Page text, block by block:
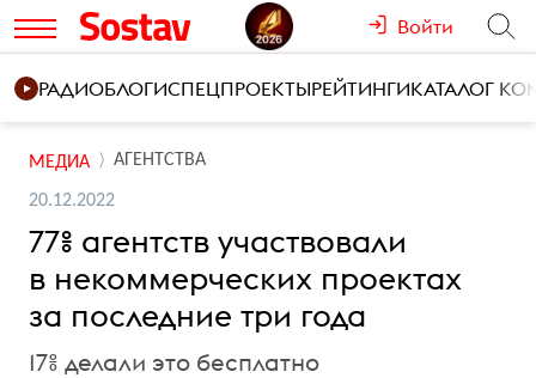
Войти
РАДИОБЛОГИСПЕЦПРОЕКТЫРЕЙТИНГИКАТАЛОГ
МЕДИА АГЕНТСТВА
20.12.2022
77% агентств участвовали
в некоммерческих проектах
за последние три года
17% делали это бесплатно